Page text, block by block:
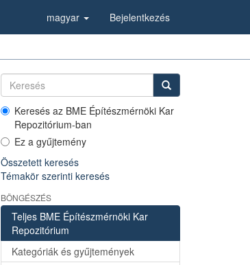
magyar Bejelentkezés
Keresés az BME Építészmérnöki Kar
Repozitórium-ban
Ez a gyűjtemény
Összetett keresés
Témakör szerinti keresés
BÖNGÉSZÉS
Teljes BME Építészmérnöki Kar
Repozitórium
Kategóriák és gyűjtemények